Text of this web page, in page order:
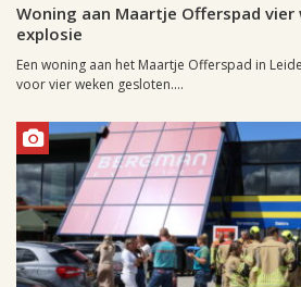
Woning aan Maartje Offerspad vier
explosie
Een woning aan het Maartje Offerspad in
voor vier weken gesloten....